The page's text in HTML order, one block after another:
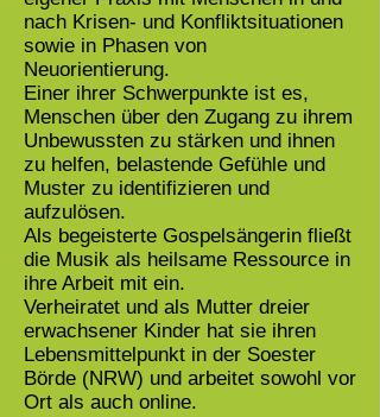
nach Krisen- und Konfliktsituationen
sowie in Phasen von
Neuorientierung.
Einer ihrer Schwerpunkte ist es,
Menschen über den Zugang zu ihrem
Unbewussten zu stärken und ihnen
zu helfen, belastende Gefühle und
Muster zu identifizieren und
aufzulösen.
Als begeisterte Gospelsängerin fließt
die Musik als heilsame Ressource in
ihre Arbeit mit ein.
Verheiratet und als Mutter dreier
erwachsener Kinder hat sie ihren
Lebensmittelpunkt in der Soester
Börde (NRW) und arbeitet sowohl vor
Ort als auch online.